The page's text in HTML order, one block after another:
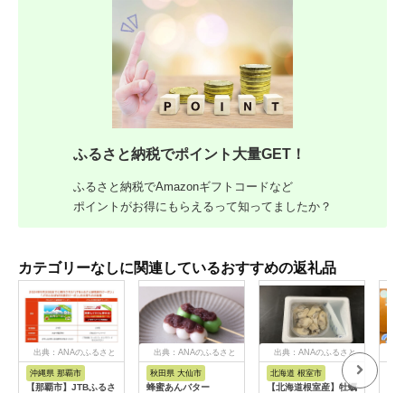
ふるさと納税でポイント大量GET！
ふるさと納税でAmazonギフトコードなど
ポイントがお得にもらえるって知ってましたか？
カテゴリーなしに関連しているおすすめの返礼品
出典：ANAのふるさと
沖縄県 那覇市
【那覇市】JTBふるさ
出典：ANAのふるさと
秋田県 大仙市
蜂蜜あんバター
出典：ANAのふるさと
納税
北海道 根室市
【北海道根室産】牡蠣